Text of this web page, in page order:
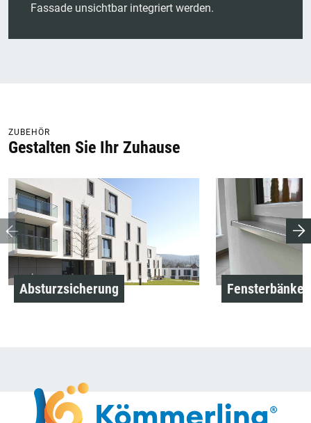
Fassade unsichtbar integriert werden.
ZUBEHÖR
Gestalten Sie Ihr Zuhause
Absturzsicherung Fensterbänke